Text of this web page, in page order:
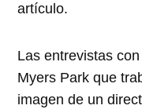
artículo.
Las entrevistas
Myers Park que
imagen de un